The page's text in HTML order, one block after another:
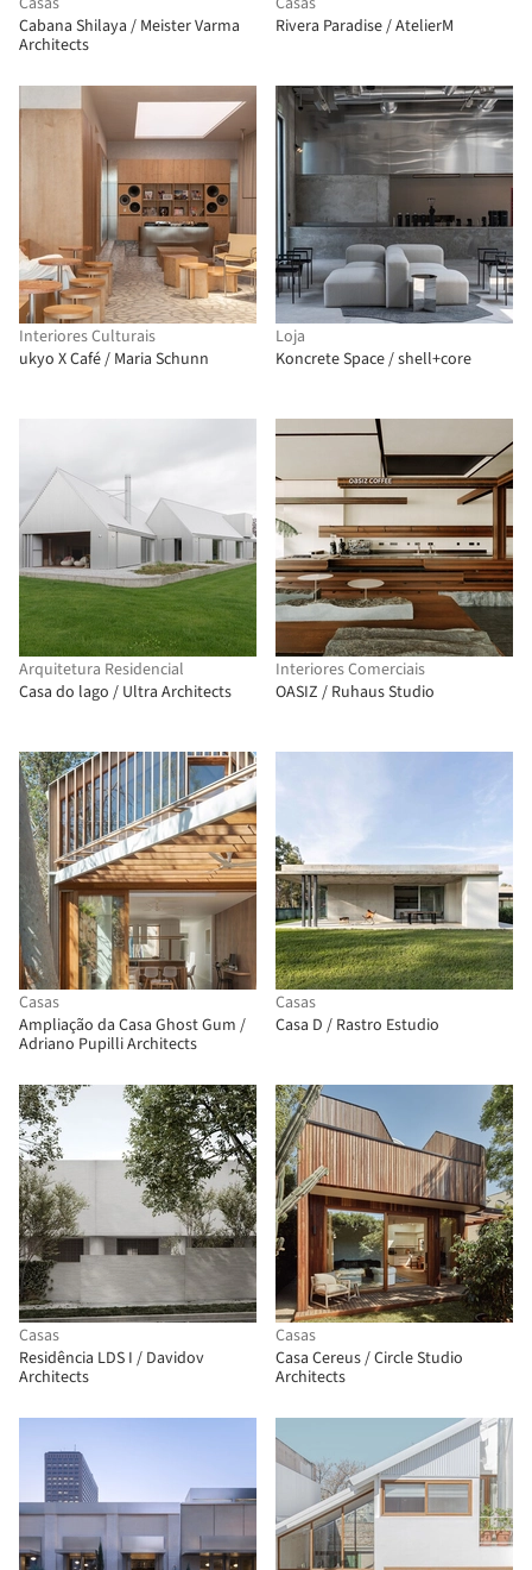
Cabana Shilaya / Meister Varma
Architects
Rivera Paradise / AtelierM
Interiores Culturais
ukyo X Café / Maria Schunn
Loja
Koncrete Space / shell+core
Arquitetura Residencial
Casa do lago / Ultra Architects
Interiores Comerciais
OASIZ / Ruhaus Studio
Casas
Ampliação da Casa Ghost Gum /
Adriano Pupilli Architects
Casas
Casa D / Rastro Estudio
Casas
Residência LDS I / Davidov
Architects
Casas
Casa Cereus / Circle Studio
Architects